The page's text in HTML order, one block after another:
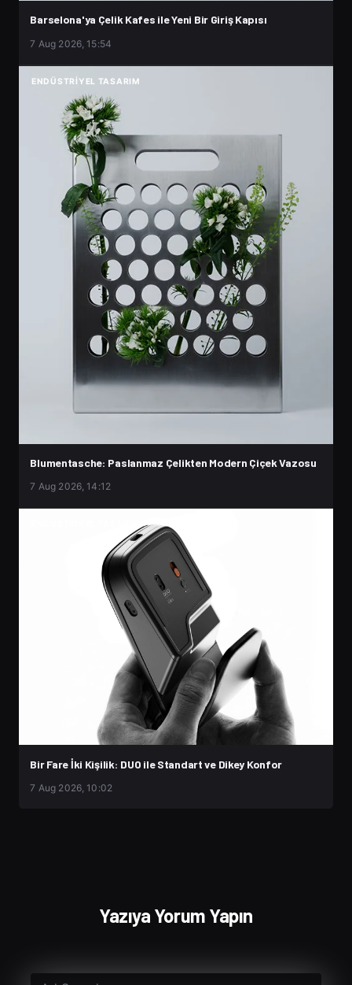
Barselona'ya Çelik Kafes ile Yeni Bir Giriş Kapısı
7 Aug 2026, 15:54
ENDÜSTRIYEL TASARIM
Blumentasche: Paslanmaz Çelikten Modern Çiçek Vazosu
7 Aug 2026, 14:12
Bir Fare İki Kişilik: DUO ile Standart ve Dikey Konfor
7 Aug 2026, 10:02
Yazıya Yorum Yapın